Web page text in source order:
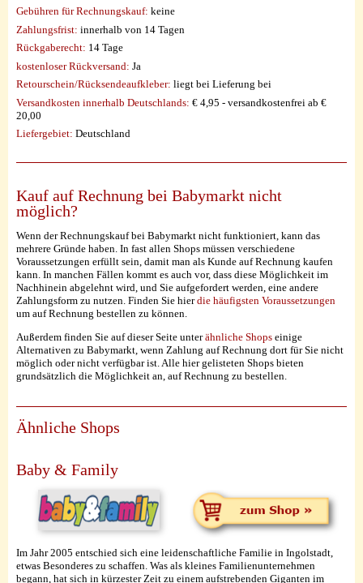
Gebühren für Rechnungskauf: keine
Zahlungsfrist: innerhalb von 14 Tagen
Rückgaberecht: 14 Tage
kostenloser Rückversand: Ja
Retourschein/Rücksendeaufkleber: liegt bei Lieferung bei
Versandkosten innerhalb Deutschlands: € 4,95 - versandkostenfrei ab €
20,00
Liefergebiet: Deutschland
Kauf auf Rechnung bei Babymarkt nicht
möglich?
Wenn der Rechnungskauf bei Babymarkt nicht funktioniert, kann das
mehrere Gründe haben. In fast allen Shops müssen verschiedene
Voraussetzungen erfüllt sein, damit man als Kunde auf Rechnung kaufen
kann. In manchen Fällen kommt es auch vor, dass diese Möglichkeit im
Nachhinein abgelehnt wird, und Sie aufgefordert werden, eine andere
Zahlungsform zu nutzen. Finden Sie hierdie häufigsten Voraussetzungen
um auf Rechnung bestellen zu können.
Außerdem finden Sie auf dieser Seite unterähnliche Shops einige
Alternativen zu Babymarkt, wenn Zahlung auf Rechnung dort für Sie nicht
möglich oder nicht verfügbar ist. Alle hier gelisteten Shops bieten
grundsätzlich die Möglichkeit an, auf Rechnung zu bestellen.
Ähnliche Shops
Baby & Family
Im Jahr 2005 entschied sich eine leidenschaftliche Familie in Ingolstadt,
etwas Besonderes zu schaffen. Was als kleines Familienunternehmen
begann, hat sich in kürzester Zeit zu einem aufstrebenden Giganten im